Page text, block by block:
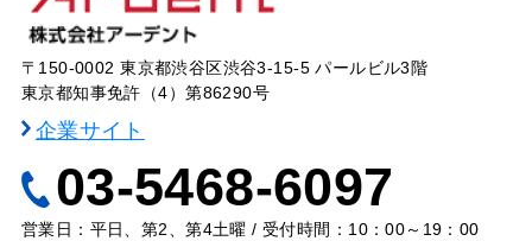
〒150-0002 東京都渋谷区渋谷3-15-5 パールビル3階
東京都知事免許（4）第86290号
企業サイト
03-5468-6097
営業日：平日、第2、第4土曜 / 受付時間：10：00～19：00